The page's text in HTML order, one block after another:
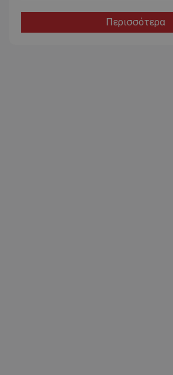
Περισσότερα